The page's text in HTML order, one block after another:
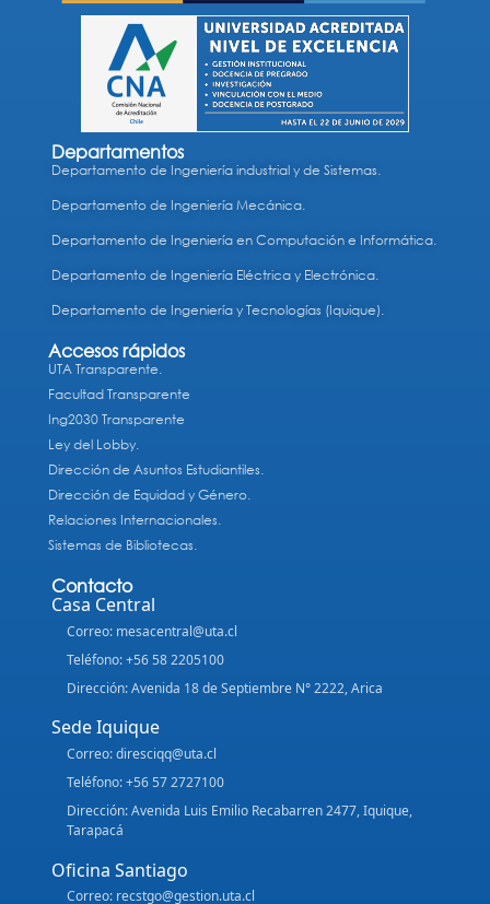
Departamentos
Departamento de Ingeniería industrial y de Sistemas.
Departamento de Ingeniería Mecánica.
Departamento de Ingeniería en Computación e Informática.
Departamento de Ingeniería Eléctrica y Electrónica.
Departamento de Ingeniería y Tecnologías (Iquique).
Accesos rápidos
UTA Transparente.
Facultad Transparente
Ing2030 Transparente
Ley del Lobby.
Dirección de Asuntos Estudiantiles.
Dirección de Equidad y Género.
Relaciones Internacionales.
Sistemas de Bibliotecas.
Contacto
Casa Central
Correo: mesacentral@uta.cl
Teléfono: +56 58 2205100
Dirección: Avenida 18 de Septiembre N° 2222, Arica
Sede Iquique
Correo: diresciqq@uta.cl
Teléfono: +56 57 2727100
Dirección: Avenida Luis Emilio Recabarren 2477, Iquique,
Tarapacá
Oficina Santiago
Correo: recstgo@gestion.uta.cl